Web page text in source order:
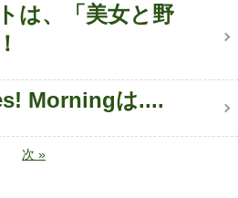
は、「美女と野
Morningは....
次 »